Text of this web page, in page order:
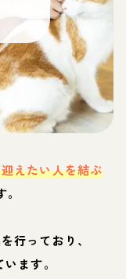
えたい人を結ぶ
行っており、
ます。